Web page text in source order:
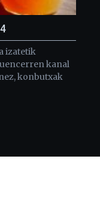
izatetik
kanal
konbutxak